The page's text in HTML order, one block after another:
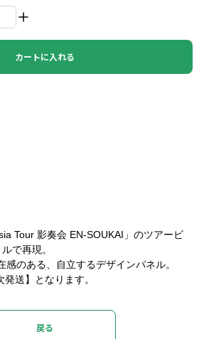
カートに入れる
Tour 影奏会 EN-SOUKAI」のツアービ
で再現。
のある、自立するデザインパネル。
送】となります。
戻る